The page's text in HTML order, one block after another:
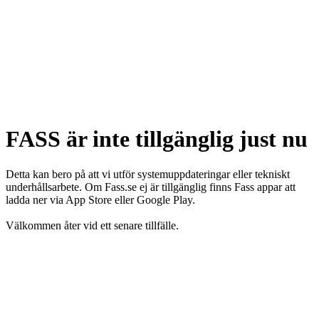
FASS är inte tillgänglig just nu
Detta kan bero på att vi utför systemuppdateringar eller tekniskt
underhållsarbete. Om Fass.se ej är tillgänglig finns Fass appar att
ladda ner via App Store eller Google Play.
Välkommen åter vid ett senare tillfälle.